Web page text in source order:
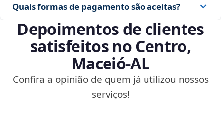
Quais formas de pagamento são aceitas?
Depoimentos de clientes
satisfeitos no Centro,
Maceió‑AL
Confira a opinião de quem já utilizou nossos
serviços!